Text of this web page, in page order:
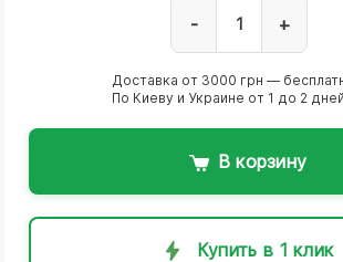
- +
Доставка от 3000 грн —
По Киеву и Украине от 1 до 2 дней
В корзину
Купить в 1 клик